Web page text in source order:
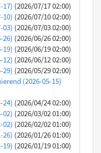
17) (2026/07/17 02:00)
10) (2026/07/10 02:00)
03) (2026/07/03 02:00)
26) (2026/06/26 02:00)
19) (2026/06/19 02:00)
12) (2026/06/12 02:00)
29) (2026/05/29 02:00)
(2026-05-15)
24) (2026/04/24 02:00)
02) (2026/03/02 01:00)
02) (2026/02/02 01:00)
26) (2026/01/26 01:00)
19) (2026/01/19 01:00)